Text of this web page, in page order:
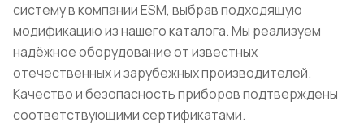
систему в компании ESM, выбрав подходящую
модификацию из нашего каталога. Мы реализуем
надёжное оборудование от известных
отечественных и зарубежных производителей.
Качество и безопасность приборов подтверждены
соответствующими сертификатами.